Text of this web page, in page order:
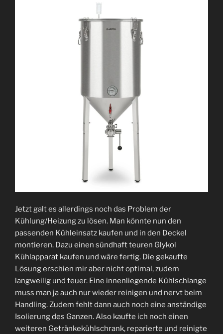
Jetzt galt es allerdings noch das Problem der
Kühlung/Heizung zu lösen. Man könnte nun den
passenden Kühleinsatz kaufen und in den Deckel
montieren. Dazu einen sündhaft teuren Glykol
Kühlapparat kaufen und wäre fertig. Die gekaufte
Lösung erschien mir aber nicht optimal, zudem
langweilig und teuer. Eine innenliegende Kühlschlange
muss man ja auch nur wieder reinigen und nervt beim
Handling. Zudem fehlt dann auch noch eine anständige
Isolierung des Ganzen. Also kaufte ich noch einen
weiteren Getränkekühlschrank, reparierte und reinigte